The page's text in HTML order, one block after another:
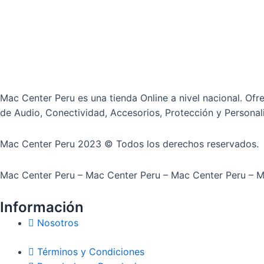
Mac Center Peru es una tienda Online a nivel nacional.
de Audio, Conectividad, Accesorios, Protección y
Mac Center Peru 2023 © Todos los derechos reservados.
Mac Center Peru – Mac Center Peru – Mac Center Peru –
Información
Nosotros
Términos y Condiciones